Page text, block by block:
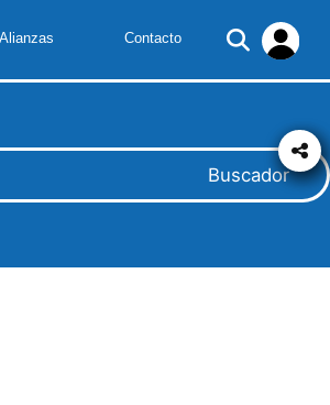
Alianzas Contacto